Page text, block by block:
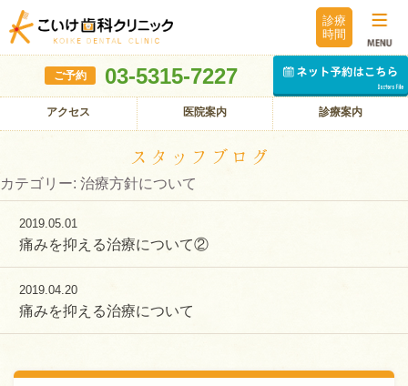
診療
時間
ご予約 03-5315-7227
アクセス 医院案内 診療案内
スタッフブログ
カテゴリー: 治療方針について
2019.05.01
痛みを抑える治療について②
2019.04.20
痛みを抑える治療について